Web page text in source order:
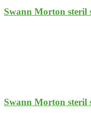
Swann Morton steril
Swann Morton steril